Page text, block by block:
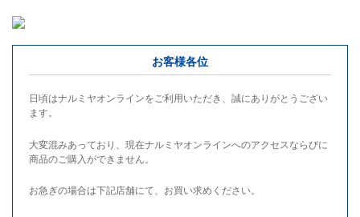
お客様各位
日頃はナルミヤオンラインをご利用いただき、誠にありがとうござい
ます。
大変混みあっており、現在ナルミヤオンラインへのアクセスならびに
商品のご購入ができません。
お急ぎの場合は下記店舗にて、お買い求めください。